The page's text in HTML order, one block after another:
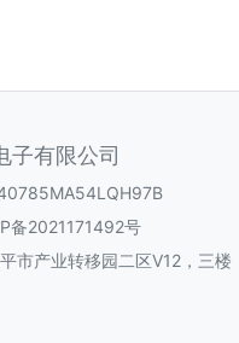
子有限公司
备2021171492号
市产业转移园二区V12，三楼